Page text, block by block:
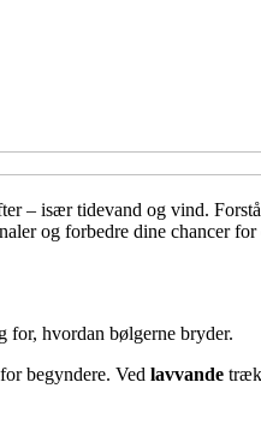
– især tidevand og vind.
og forbedre dine chancer for
for, hvordan bølgerne bryder.
begyndere. Ved lavvande